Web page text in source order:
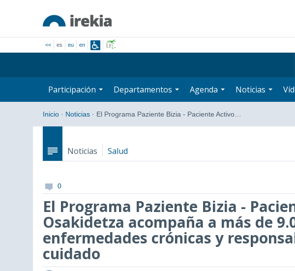
<< es eu en
Participación Departamentos Agenda Noticias
Inicio · Noticias · El Programa Paziente Bizia - Paciente Activo…
Noticias Salud
0
El Programa Paziente Bizia -
Osakidetza acompaña a más de
enfermedades crónicas y
cuidado